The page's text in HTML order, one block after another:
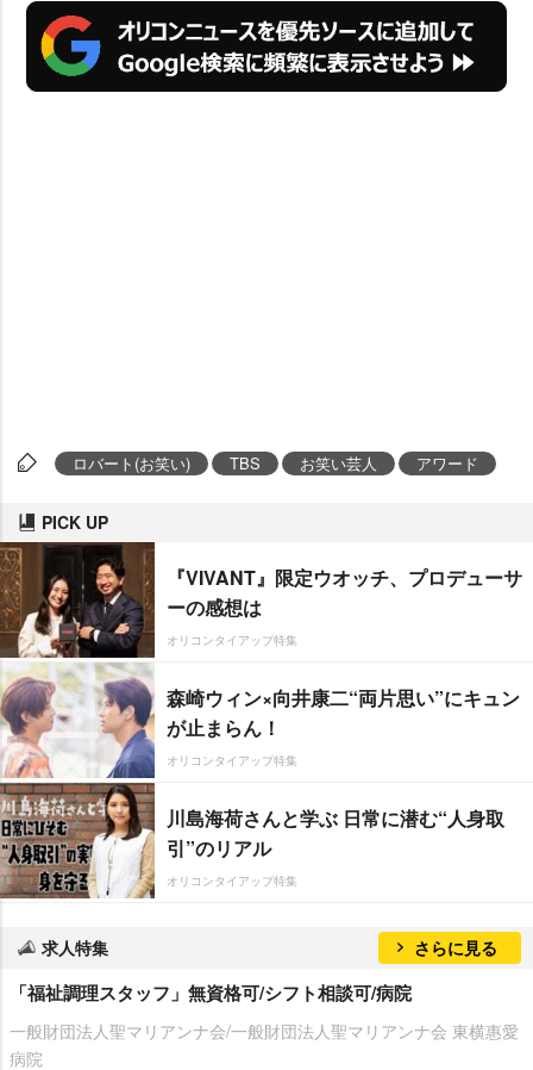
ロバート(お笑い) TBS お笑い芸人 アワード
PICK UP
『VIVANT』限定ウオッチ、プロデューサ
ーの感想は
オリコンタイアップ特集
森崎ウィン×向井康二“両片思い”にキュン
が止まらん！
オリコンタイアップ特集
川島海荷さんと学ぶ 日常に潜む“人身取
引”のリアル
オリコンタイアップ特集
求人特集 さらに見る
「福祉調理スタッフ」無資格可/シフト相談可/病院
一般財団法人聖マリアンナ会/一般財団法人聖マリアンナ会 東横惠愛
病院